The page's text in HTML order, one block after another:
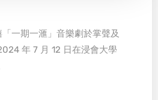
一期一滙」音樂劇於掌聲及
年 7 月 12 日在浸會大學